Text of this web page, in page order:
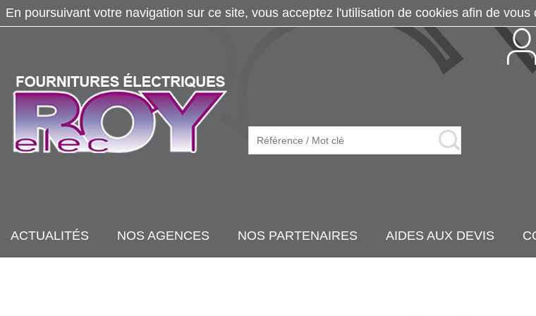
ACTUALITÉS NOS AGENCES NOS PARTENAIRES AIDES AUX DEVIS
En poursuivant votre navigation sur ce site, vous acceptez l'utilisation de cookies afin de